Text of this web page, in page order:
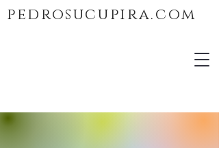
pedrosucupira.com